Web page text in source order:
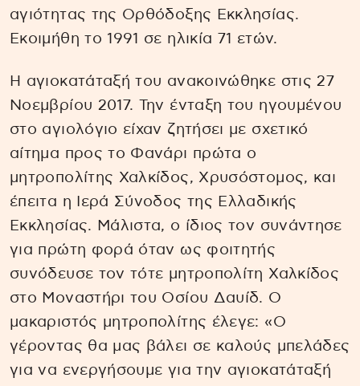
αγιότητας της Ορθόδοξης Εκκλησίας.
Εκοιμήθη το 1991 σε ηλικία 71 ετών.
Η αγιοκατάταξή του ανακοινώθηκε στις 27
Νοεμβρίου 2017. Την ένταξη του ηγουμένου
στο αγιολόγιο είχαν ζητήσει με σχετικό
αίτημα προς το Φανάρι πρώτα ο
μητροπολίτης Χαλκίδος, Χρυσόστομος, και
έπειτα η Ιερά Σύνοδος της Ελλαδικής
Εκκλησίας. Μάλιστα, ο ίδιος τον συνάντησε
για πρώτη φορά όταν ως φοιτητής
συνόδευσε τον τότε μητροπολίτη Χαλκίδος
στο Μοναστήρι του Οσίου Δαυίδ. Ο
μακαριστός μητροπολίτης έλεγε: «Ο
γέροντας θα μας βάλει σε καλούς μπελάδες
για να ενεργήσουμε για την αγιοκατάταξή